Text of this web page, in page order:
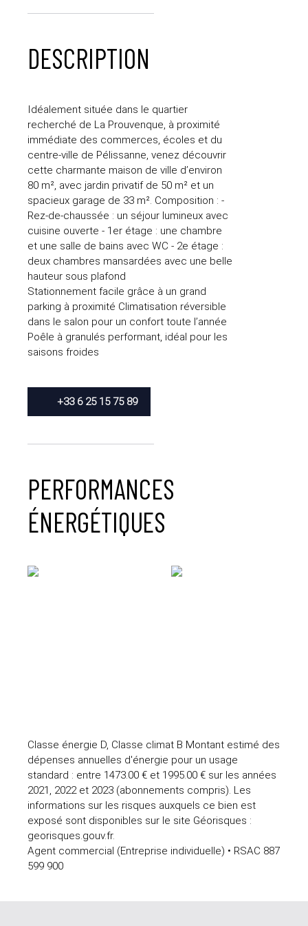
DESCRIPTION
Idéalement située dans le quartier
recherché de La Prouvenque, à proximité
immédiate des commerces, écoles et du
centre-ville de Pélissanne, venez découvrir
cette charmante maison de ville d’environ
80 m², avec jardin privatif de 50 m² et un
spacieux garage de 33 m². Composition : -
Rez-de-chaussée : un séjour lumineux avec
cuisine ouverte - 1er étage : une chambre
et une salle de bains avec WC - 2e étage :
deux chambres mansardées avec une belle
hauteur sous plafond
Stationnement facile grâce à un grand
parking à proximité Climatisation réversible
dans le salon pour un confort toute l’année
Poêle à granulés performant, idéal pour les
saisons froides
+33 6 25 15 75 89
PERFORMANCES
ÉNERGÉTIQUES
Classe énergie D, Classe climat B Montant estimé des
dépenses annuelles d'énergie pour un usage
standard : entre 1473.00 € et 1995.00 € sur les années
2021, 2022 et 2023 (abonnements compris). Les
informations sur les risques auxquels ce bien est
exposé sont disponibles sur le site Géorisques :
georisques.gouv.fr.
Agent commercial (Entreprise individuelle) • RSAC 887
599 900